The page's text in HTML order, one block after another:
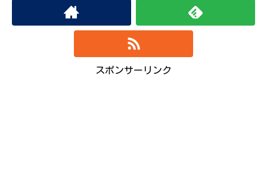
スポンサーリンク